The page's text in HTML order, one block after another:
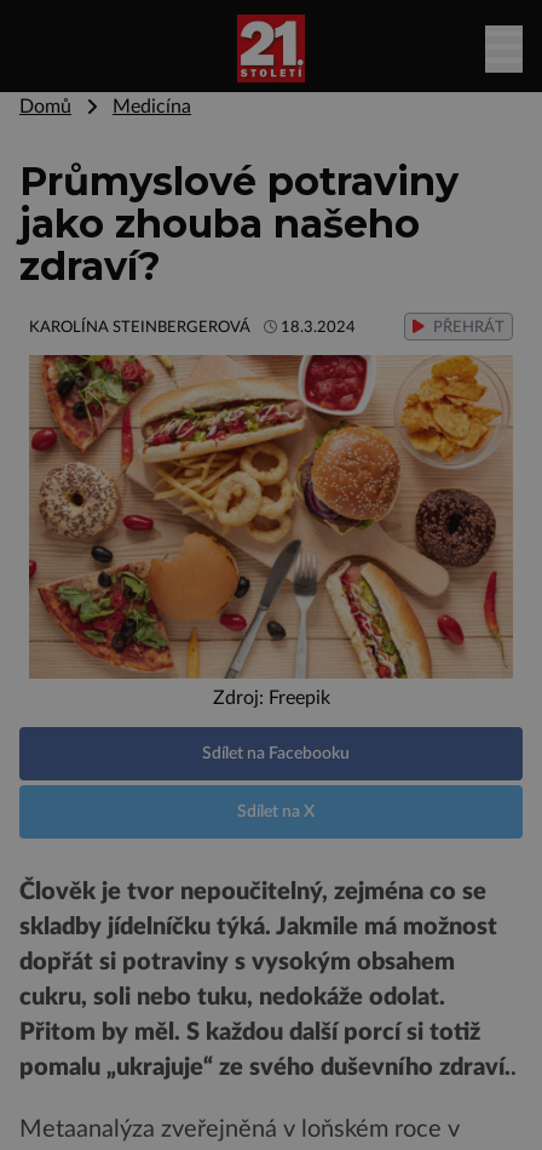
Domů Medicína
Průmyslové potraviny
jako zhouba našeho
zdraví?
KAROLÍNA STEINBERGEROVÁ 18.3.2024 PŘEHRÁT
Zdroj: Freepik
Sdílet na Facebooku
Sdílet na X
Člověk je tvor nepoučitelný, zejména co se
skladby jídelníčku týká. Jakmile má možnost
dopřát si potraviny s vysokým obsahem
cukru, soli nebo tuku, nedokáže odolat.
Přitom by měl. S každou další porcí si totiž
pomalu „ukrajuje“ ze svého duševního zdraví..
Metaanalýza zveřejněná v loňském roce v